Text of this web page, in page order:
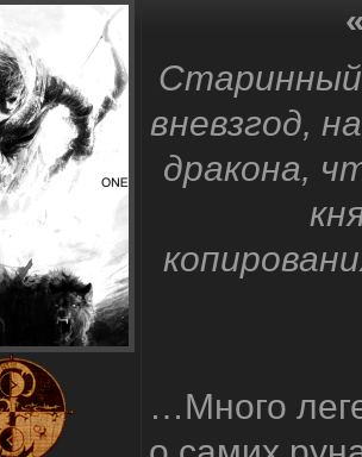
вневзгод,
дракона,
…Много